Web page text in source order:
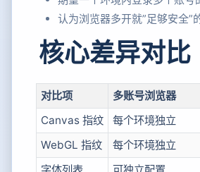
认为浏览器多开就”足够安全”
核心差异对比
对比项 多账号浏览器
Canvas 指纹
每个环境独立
WebGL 指纹
每个环境独立